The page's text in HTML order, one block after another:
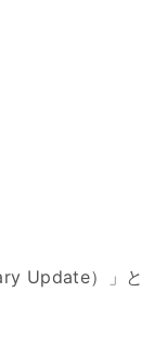
Update）」と